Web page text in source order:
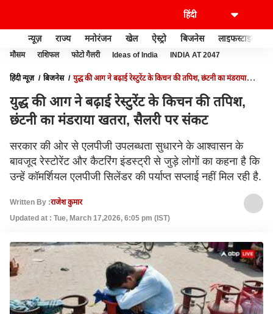
न्यूज़ राज्य मनोरंजन खेल ऐस्ट्रो बिजनेस लाइफस्टाइल
मौसम राशिफल फोटो गैलरी Ideas of India INDIA AT 2047
हिंदी न्यूज़ बिजनेस
युद्ध की आग ने बढ़ाई रेस्टुरेंट के किचन की तपिश, छंटनी का मंडराया
युद्ध की आग ने बढ़ाई रेस्टुरेंट के किचन की तपिश,
छंटनी का मंडराया खतरा, सैलरी पर संकट
सरकार की ओर से एलपीजी उपलब्धता सुधारने के आश्वासन के
बावजूद रेस्टोरेंट और कैटरिंग इंडस्ट्री से जुड़े लोगों का कहना है कि
उन्हें कॉमर्शियल एलपीजी सिलेंडर की पर्याप्त सप्लाई नहीं मिल रही है.
Written By :राजेश कुमार
Updated at : Tue, March 17,2026, 6:05 pm (IST)